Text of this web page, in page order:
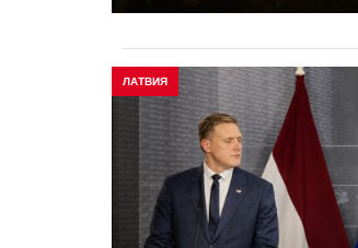
ЛАТВИЯ